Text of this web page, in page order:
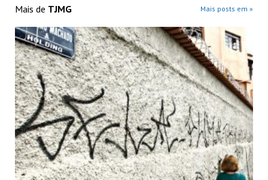
Mais de TJMG Mais posts em »